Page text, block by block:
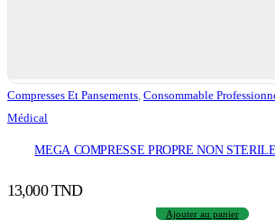
Compresses Et Pansements Consommable
Médical
MEGA COMPRESSE PROPRE NON
13,000TND
Ajouter au panier